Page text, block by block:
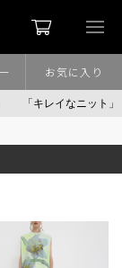
イなニット」 ポイ
お気に入り